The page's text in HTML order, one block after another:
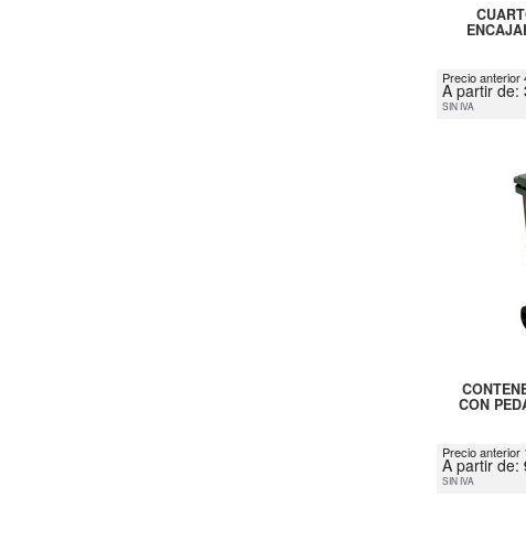
Precio anterior
A partir de:
SIN IVA
CON
Precio anterior
A partir de:
SIN IVA